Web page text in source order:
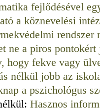
fejlődésével
a köznevelési
rendszer
ne a piros pontokért
hogy fekve vagy
nélkül jobb az
a pszichológus
Hasznos